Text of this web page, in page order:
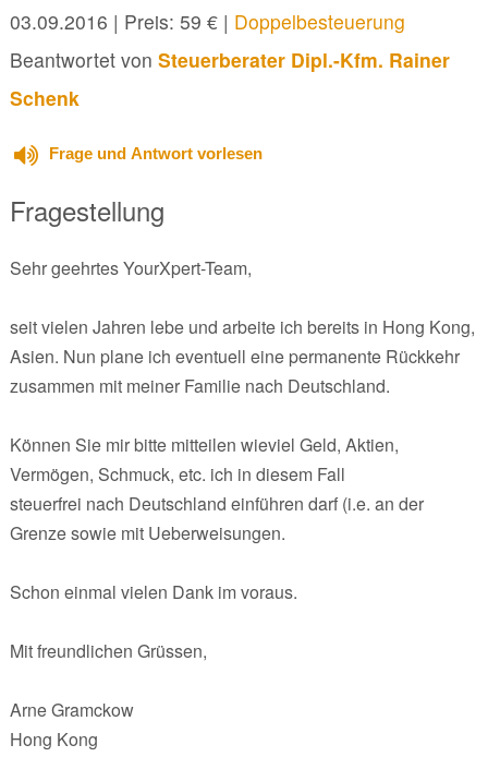
03.09.2016 | Preis: 59 € | Doppelbesteuerung
Beantwortet von Steuerberater Dipl.-Kfm. Rainer
Schenk
Frage und Antwort vorlesen
Fragestellung
Sehr geehrtes YourXpert-Team,
seit vielen Jahren lebe und arbeite ich bereits in Hong Kong,
Asien. Nun plane ich eventuell eine permanente Rückkehr
zusammen mit meiner Familie nach Deutschland.
Können Sie mir bitte mitteilen wieviel Geld, Aktien,
Vermögen, Schmuck, etc. ich in diesem Fall
steuerfrei nach Deutschland einführen darf (i.e. an der
Grenze sowie mit Ueberweisungen.
Schon einmal vielen Dank im voraus.
Mit freundlichen Grüssen,
Arne Gramckow
Hong Kong